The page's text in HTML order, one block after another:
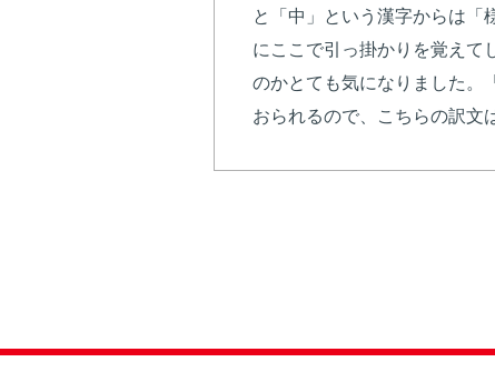
と「中」という漢字からは「
にここで引っ掛かりを覚えて
のかとても気になりました。
おられるので、こちらの訳文